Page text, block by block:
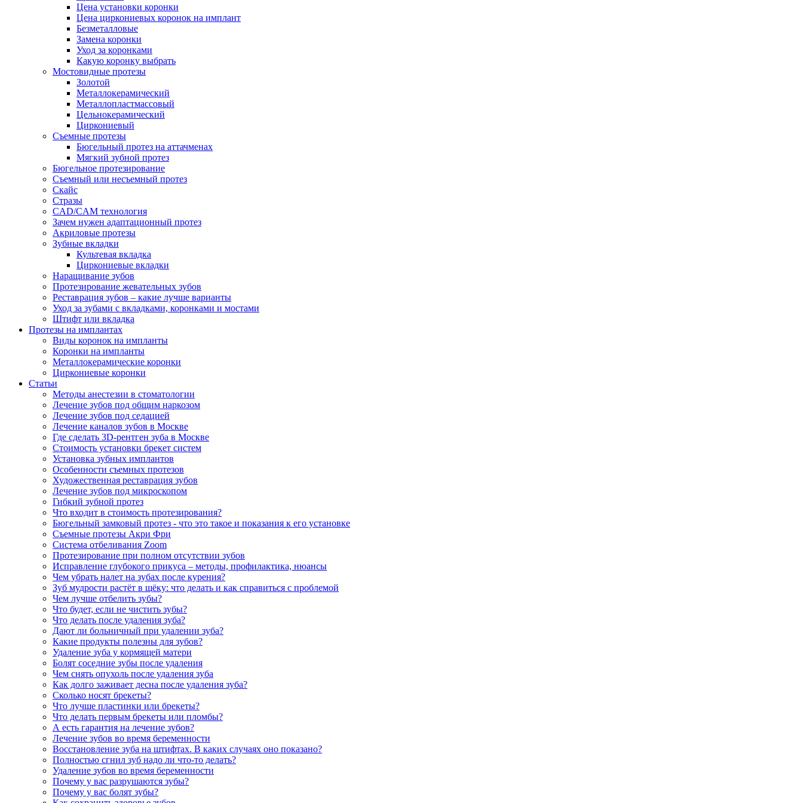
Цена установки коронки
Цена циркониевых коронок на имплант
Безметалловые
Замена коронки
Уход за коронками
Какую коронку выбрать
Мостовидные протезы
Золотой
Металлокерамический
Металлопластмассовый
Цельнокерамический
Циркониевый
Съемные протезы
Бюгельный протез на аттачменах
Мягкий зубной протез
Бюгельное протезирование
Съемный или несъемный протез
Скайс
Стразы
CAD/CAM технология
Зачем нужен адаптационный протез
Акриловые протезы
Зубные вкладки
Культевая вкладка
Циркониевые вкладки
Наращивание зубов
Протезирование жевательных зубов
Реставрация зубов – какие лучше варианты
Уход за зубами с вкладками, коронками и мостами
Штифт или вкладка
Протезы на имплантах
Виды коронок на импланты
Коронки на импланты
Металлокерамические коронки
Циркониевые коронки
Статьи
Методы анестезии в стоматологии
Лечение зубов под общим наркозом
Лечение зубов под седацией
Лечение каналов зубов в Москве
Где сделать 3D-рентген зуба в Москве
Стоимость установки брекет систем
Установка зубных имплантов
Особенности съемных протезов
Художественная реставрация зубов
Лечение зубов под микроскопом
Гибкий зубной протез
Что входит в стоимость протезирования?
Бюгельный замковый протез - что это такое и показания к его установке
Съемные протезы Акри Фри
Система отбеливания Zoom
Протезирование при полном отсутствии зубов
Исправление глубокого прикуса – методы, профилактика, нюансы
Чем убрать налет на зубах после курения?
Зуб мудрости растёт в щёку: что делать и как справиться с проблемой
Чем лучше отбелить зубы?
Что будет, если не чистить зубы?
Что делать после удаления зуба?
Дают ли больничный при удалении зуба?
Какие продукты полезны для зубов?
Удаление зуба у кормящей матери
Болят соседние зубы после удаления
Чем снять опухоль после удаления зуба
Как долго заживает десна после удаления зуба?
Сколько носят брекеты?
Что лучше пластинки или брекеты?
Что делать первым брекеты или пломбы?
А есть гарантия на лечение зубов?
Лечение зубов во время беременности
Восстановление зуба на штифтах. В каких случаях оно показано?
Полностью сгнил зуб надо ли что-то делать?
Удаление зубов во время беременности
Почему у вас разрушаются зубы?
Почему у вас болят зубы?